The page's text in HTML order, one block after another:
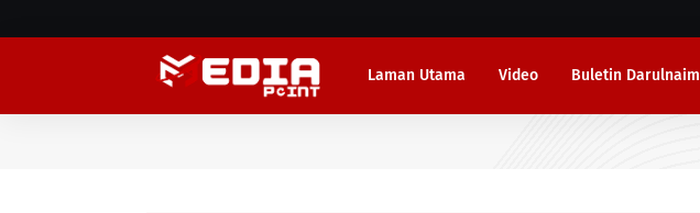
Laman Utama Video Buletin Darulnaim